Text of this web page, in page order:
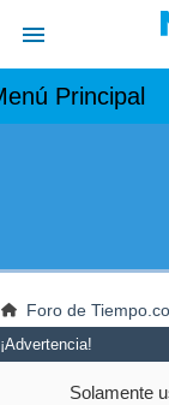
Principal
Foro de
¡Advertencia!
Solamente